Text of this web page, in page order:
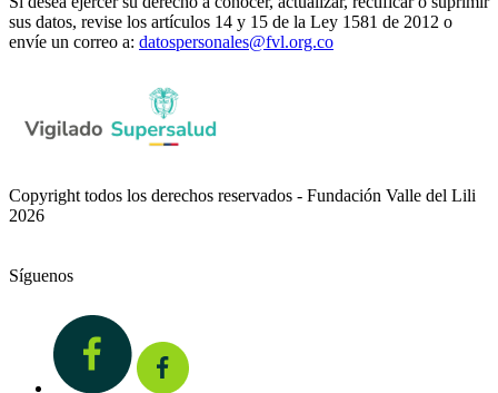
sus datos, revise los artículos 14 y 15 de la Ley 1581 de 2012 o
envíe un correo a: datospersonales@fvl.org.co
Copyright todos los derechos reservados - Fundación Valle del Lili
2026
Síguenos